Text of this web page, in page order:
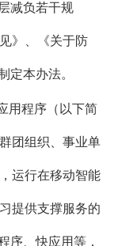
减负若干规
》、《关于防
定本办法。
用程序（以下简
团组织、事业单
运行在移动智能
提供支撑服务的
序、快应用等，